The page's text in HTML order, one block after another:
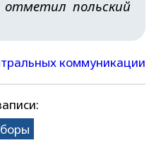
польский
коммуникации